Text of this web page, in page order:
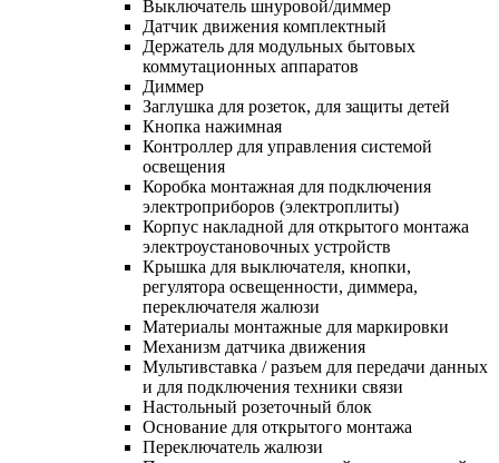
Выключатель шнуровой/диммер
Датчик движения комплектный
Держатель для модульных бытовых
коммутационных аппаратов
Диммер
Заглушка для розеток, для защиты детей
Кнопка нажимная
Контроллер для управления системой
освещения
Коробка монтажная для подключения
электроприборов (электроплиты)
Корпус накладной для открытого монтажа
электроустановочных устройств
Крышка для выключателя, кнопки,
регулятора освещенности, диммера,
переключателя жалюзи
Материалы монтажные для маркировки
Механизм датчика движения
Мультивставка / разъем для передачи данных
и для подключения техники связи
Настольный розеточный блок
Основание для открытого монтажа
Переключатель жалюзи